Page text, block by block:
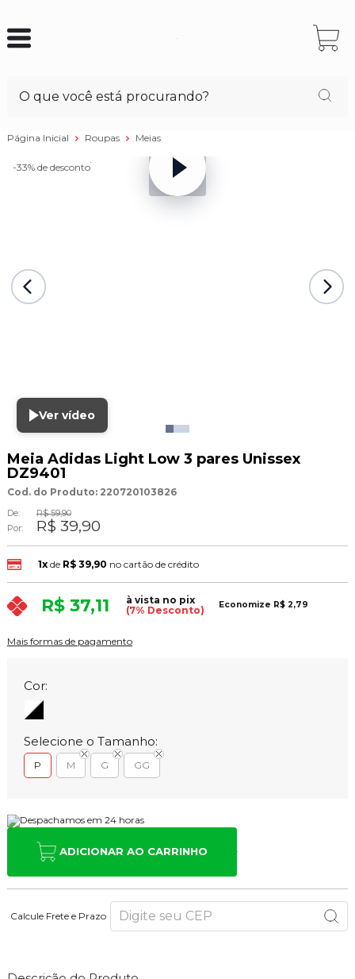
Página Inicial Roupas Meias
-33% de desconto
Ver vídeo
Meia Adidas Light Low 3 pares Unissex
DZ9401
Cod. do Produto: 220720103826
De:
R$ 59,90
Por:
R$ 39,90
1xde R$ 39,90 no cartão de crédito
R$ 37,11
à vista no pix
(7% Desconto)
Economize R$ 2,79
Mais formas de pagamento
Cor:
Selecione o Tamanho:
P M G GG
ADICIONAR AO CARRINHO
Calcule Frete e Prazo